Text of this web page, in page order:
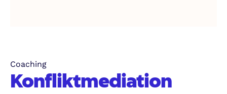
Coaching
Konfliktmediation